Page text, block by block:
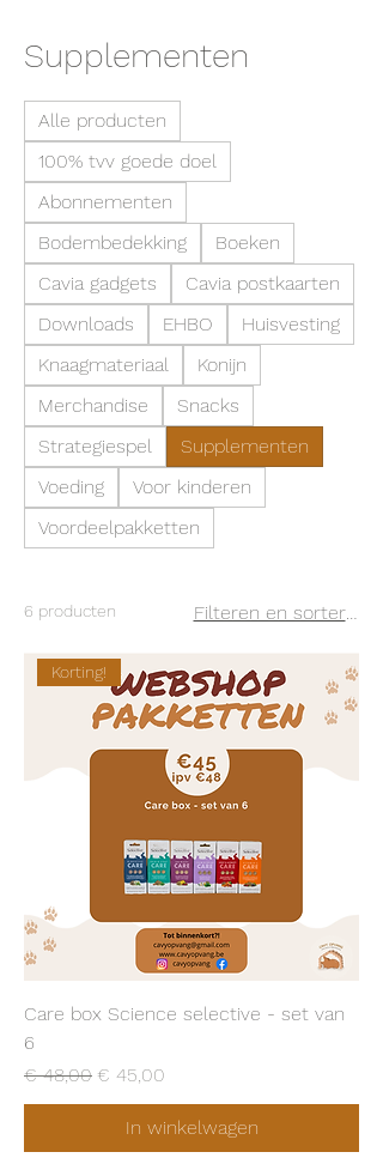
Supplementen
Alle producten
100% tvv goede doel
Abonnementen
Bodembedekking
Boeken
Cavia gadgets
Cavia postkaarten
Downloads
EHBO
Huisvesting
Knaagmateriaal
Konijn
Merchandise
Snacks
Strategiespel
Supplementen
Voeding
Voor kinderen
Voordeelpakketten
6 producten Filteren en sorteren
Korting!
Care box Science selective - set van
6
Normale prijs
€ 48,00 Verkoopprijs
€ 45,00
In winkelwagen